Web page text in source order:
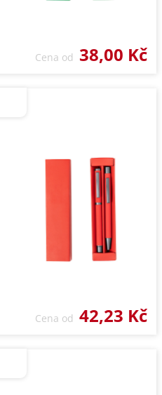
Cena od 38,00 Kč
Cena od 42,23 Kč